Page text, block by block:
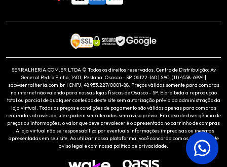
SERRALHERIA.COM.BR LTDA © Todos os direitos reservados. Centro de Distribuição: Av
General Pedro Pinho, 1401, Pestana, Osasco - SP, 06122-160 | SAC: (11) 4558-6994 |
sac@serralheria.com.br | CNPJ: 48.953.227/0001-88. Preços válidos somente para compras
na internet não valendo para nossas lojas físicas de Osasco - SP. É proibida a reprodução
total ou parcial de qualquer conteúdo deste site sem autorização prévia da administração da
loja virtual. Todos os preços e condições de pagamento são válidos apenas para compras
realizadas através do site e podem ser alterados sem aviso prévio. Em caso de divergência de
preços ou informações, o valor que deve prevalecer é o apresentado no carrinho de compras
. A loja virtual não se responsabiliza por eventuais informações imprecisas ou inexatas
apresentadas em seu site. Ao utilizar nossa plataforma, você concorda com os termos deste
aviso legal e com nossa política de privacidade.